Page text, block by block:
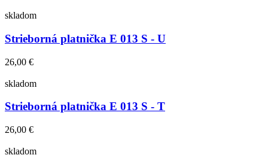
skladom
Strieborná platnička E 013 S - U
26,00 €
skladom
Strieborná platnička E 013 S - T
26,00 €
skladom